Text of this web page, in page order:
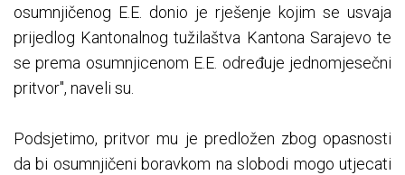
osumnjičenog E.E. donio je rješenje kojim se usvaja
prijedlog Kantonalnog tužilaštva Kantona Sarajevo te
se prema osumnjicenom E.E. određuje jednomjesečni
pritvor", naveli su.
Podsjetimo, pritvor mu je predložen zbog opasnosti
da bi osumnjičeni boravkom na slobodi mogo utjecati